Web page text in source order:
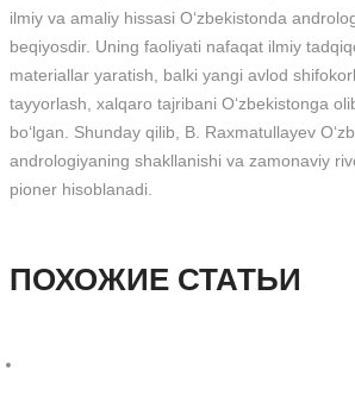
ilmiy va amaliy hissasi O‘zbekistonda
beqiyosdir. Uning faoliyati nafaqat ilmiy
materiallar yaratish, balki yangi avlod
tayyorlash, xalqaro tajribani O‘zbekistonga
bo‘lgan. Shunday qilib, B. Raxmatullayev
andrologiyaning shakllanishi va zamonaviy
pioner hisoblanadi.
ПОХОЖИЕ СТАТЬИ